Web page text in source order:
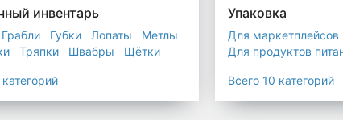
инвентарь
Грабли Губки Лопаты
Метлы
Тряпки Швабры Щётки
Упаковка
Для маркетплейсов
Для продуктов
Для сыпучих товаров
Мешки
Пакеты
Всего 10 категорий